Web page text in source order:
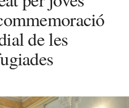
de les